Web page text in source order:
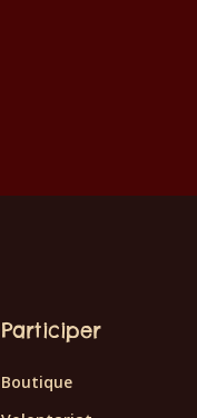
Participer
Boutique